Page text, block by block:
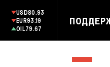
USD80.93
EUR93.19
OIL79.67